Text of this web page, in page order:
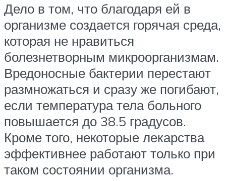
Дело в том, что благодаря ей в
организме создается горячая среда,
которая не нравиться
болезнетворным микроорганизмам.
Вредоносные бактерии перестают
размножаться и сразу же погибают,
если температура тела больного
повышается до 38.5 градусов.
Кроме того, некоторые лекарства
эффективнее работают только при
таком состоянии организма.